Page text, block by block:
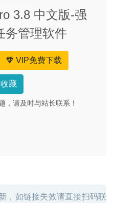
3.8 中文版-强
务管理软件
VIP免费下载
收藏
，请及时与站长联系！
，如链接失效请直接扫码联
片锐化处理工具 2020-07-09
3.10.0.1793 – 图像磨
夹生成列表导出工具
Mac中文版-世界上最高级